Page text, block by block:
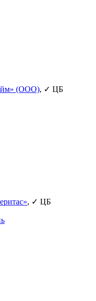
(ООО), ✓ ЦБ
, ✓ ЦБ